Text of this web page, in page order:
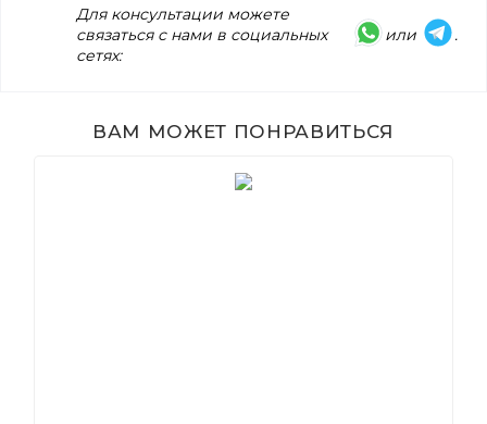
Для консультации можете
связаться с нами в социальных
сетях:
или .
ВАМ МОЖЕТ ПОНРАВИТЬСЯ